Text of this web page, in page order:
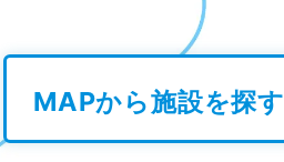
MAPから施設を探す